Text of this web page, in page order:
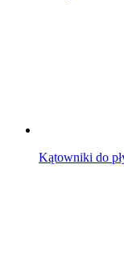
Kątowniki do